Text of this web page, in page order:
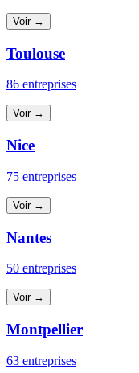
Voir →
Toulouse
86 entreprises
Voir →
Nice
75 entreprises
Voir →
Nantes
50 entreprises
Voir →
Montpellier
63 entreprises